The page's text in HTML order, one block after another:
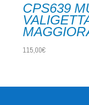
CPS639
115,00€